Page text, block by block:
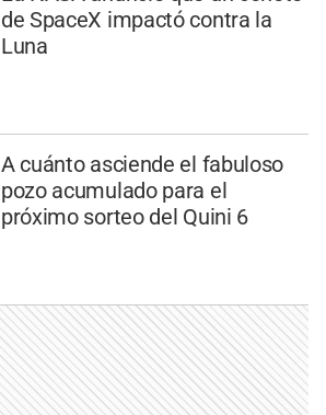
de SpaceX impactó contra la
Luna
A cuánto asciende el fabuloso
pozo acumulado para el
próximo sorteo del Quini 6